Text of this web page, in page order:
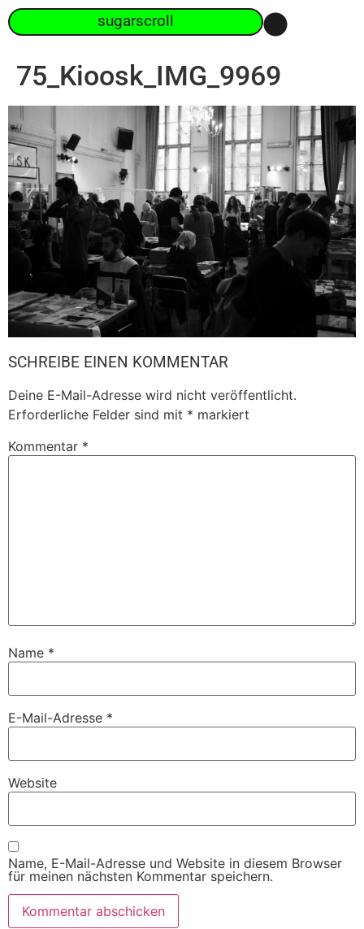
sugarscroll
75_Kioosk_IMG_9969
SCHREIBE EINEN KOMMENTAR
Deine E-Mail-Adresse wird nicht veröffentlicht.
Erforderliche Felder sind mit * markiert
Kommentar *
Name *
E-Mail-Adresse *
Website
Name, E-Mail-Adresse und Website in diesem Browser
für meinen nächsten Kommentar speichern.